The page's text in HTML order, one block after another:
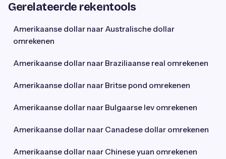
Gerelateerde rekentools
Amerikaanse dollar naar Australische dollar
omrekenen
Amerikaanse dollar naar Braziliaanse real omrekenen
Amerikaanse dollar naar Britse pond omrekenen
Amerikaanse dollar naar Bulgaarse lev omrekenen
Amerikaanse dollar naar Canadese dollar omrekenen
Amerikaanse dollar naar Chinese yuan omrekenen